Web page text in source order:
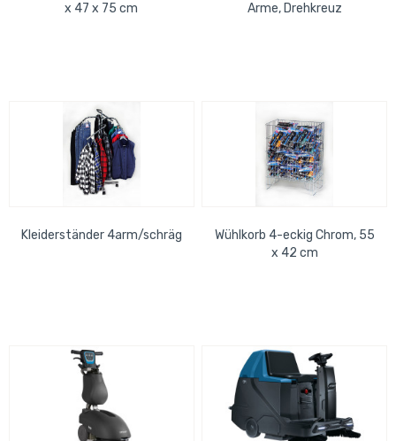
x 47 x 75 cm
Arme, Drehkreuz
Kleiderständer 4arm/schräg
Wühlkorb 4-eckig Chrom, 55
x 42 cm